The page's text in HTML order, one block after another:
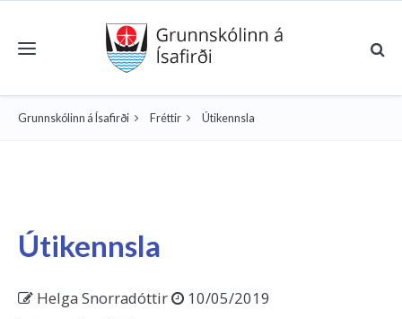
Toggle navigation
Grunnskólinn á Ísafirði Fréttir Útikennsla
Útikennsla
Helga Snorradóttir
10/05/2019